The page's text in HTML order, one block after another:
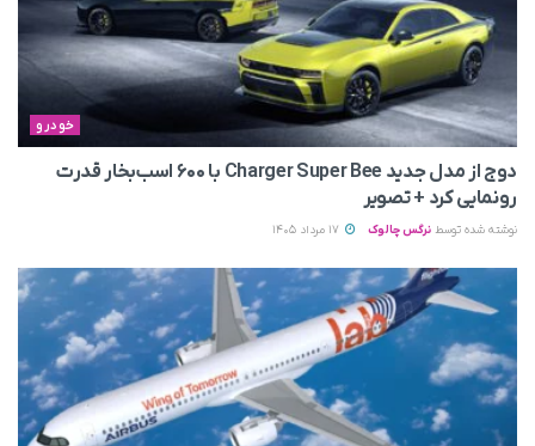
خودرو
دوج از مدل جدید Charger Super Bee با ۶۰۰ اسب‌بخار قدرت
رونمایی کرد + تصویر
نوشته شده توسط نرگس چالوک